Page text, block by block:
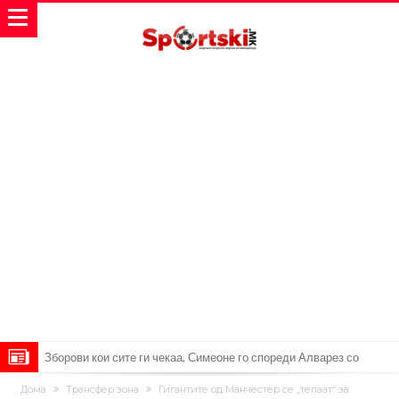
Зборови кои сите ги чекаа, Симеоне го спореди Алварез со
Гризман
Реал Мадрид ја прекинува потрагата по нов играч за врска
Дома Трансфер зона
Гигантите од Манчестер се „тепаат“ за